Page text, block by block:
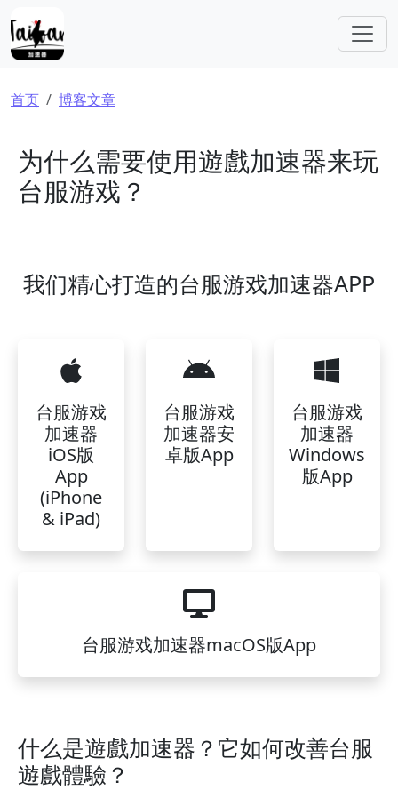
面包屑
首页 博客文章
为什么需要使用遊戲加速器来玩
台服游戏？
我们精心打造的台服游戏加速器APP
台服游戏
加速器
iOS版
App
(iPhone
& iPad)
台服游戏
加速器安
卓版App
台服游戏
加速器
Windows
版App
台服游戏加速器macOS版App
什么是遊戲加速器？它如何改善台服
遊戲體驗？